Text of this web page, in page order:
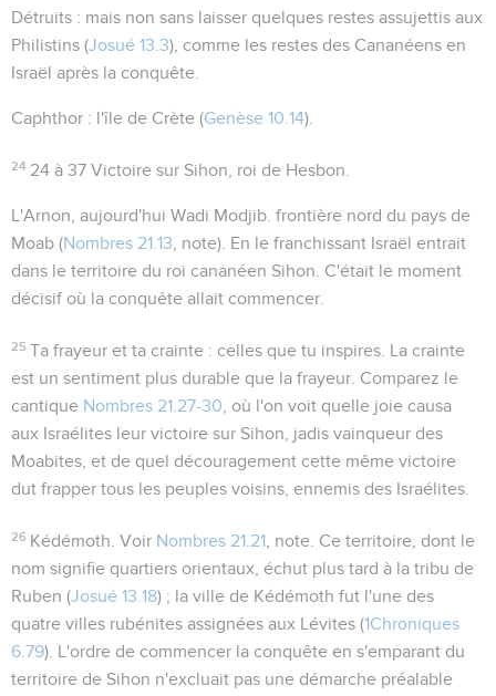
Détruits : mais non sans laisser quelques restes assujettis aux
Philistins (Josué 13.3), comme les restes des Cananéens en
Israël après la conquête.
Caphthor : l'île de Crète (Genèse 10.14).
24 24 à 37 Victoire sur Sihon, roi de Hesbon.
L'Arnon , aujourd'hui Wadi Modjib. frontière nord du pays de
Moab (Nombres 21.13 , note). En le franchissant Israël entrait
dans le territoire du roi cananéen Sihon. C'était le moment
décisif où la conquête allait commencer.
25 Ta frayeur et ta crainte : celles que tu inspires. La crainte
est un sentiment plus durable que la frayeur. Comparez le
cantique Nombres 21.27-30 , où l'on voit quelle joie causa
aux Israélites leur victoire sur Sihon, jadis vainqueur des
Moabites, et de quel découragement cette même victoire
dut frapper tous les peuples voisins, ennemis des Israélites.
26 Kédémoth . Voir Nombres 21.21 , note. Ce territoire, dont le
nom signifie quartiers orientaux , échut plus tard à la tribu de
Ruben (Josué 13.18) ; la ville de Kédémoth fut l'une des
quatre villes rubénites assignées aux Lévites (1Chroniques
6.79). L'ordre de commencer la conquête en s'emparant du
territoire de Sihon n'excluait pas une démarche préalable